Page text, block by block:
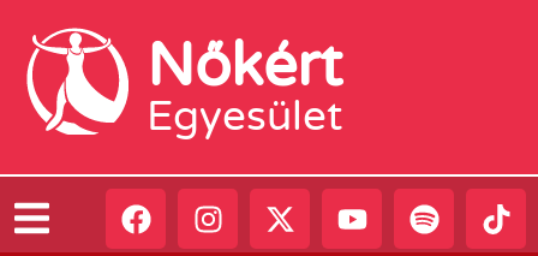
Nőkért
Egyesület